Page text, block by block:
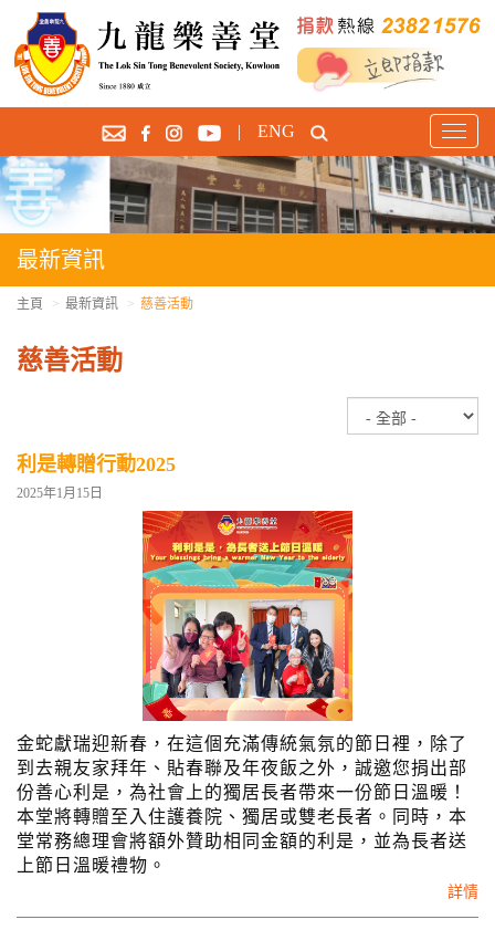
T
o
g
g
l
a
| ENG
最新資訊
主頁 最新資訊 慈善活動
慈善活動
利是轉贈行動2025
2025年1月15日
金蛇獻瑞迎新春，在這個充滿傳統氣氛的節日裡，除了
到去親友家拜年、貼春聯及年夜飯之外，誠邀您捐出部
份善心利是，為社會上的獨居長者帶來一份節日溫暖！
本堂將轉贈至入住護養院、獨居或雙老長者。同時，本
堂常務總理會將額外贊助相同金額的利是，並為長者送
上節日溫暖禮物。
詳情